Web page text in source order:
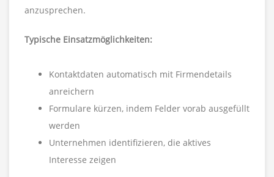
anzusprechen.
Typische Einsatzmöglichkeiten:
Kontaktdaten automatisch mit Firmendetails
anreichern
Formulare kürzen, indem Felder vorab ausgefüllt
werden
Unternehmen identifizieren, die aktives
Interesse zeigen